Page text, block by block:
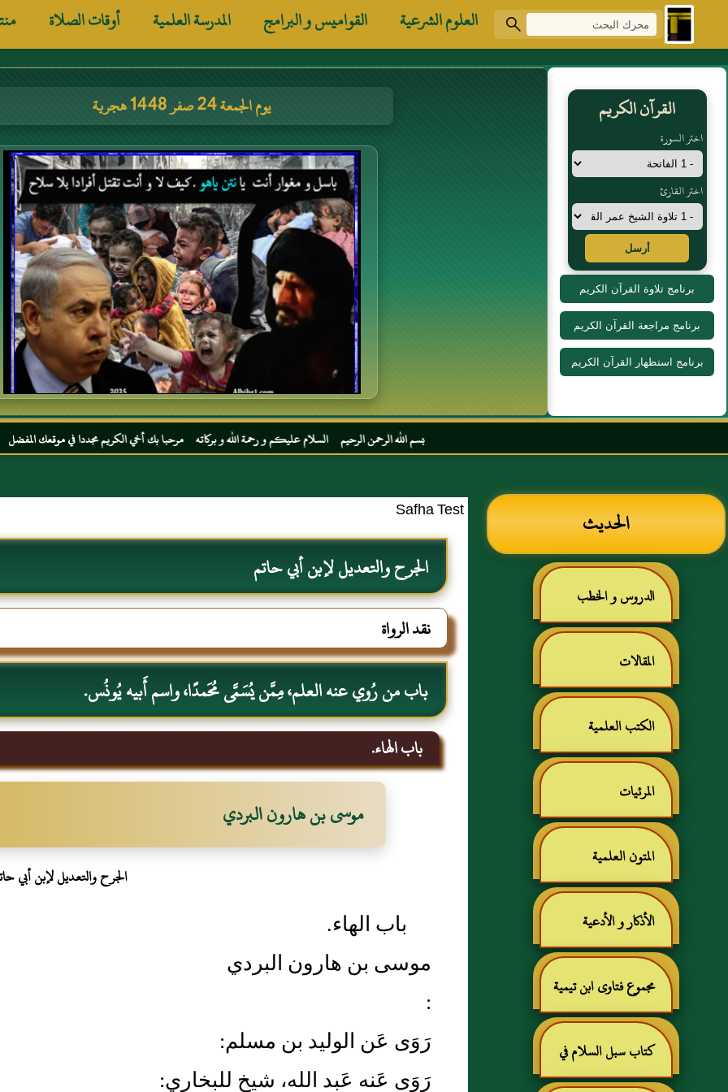
العلوم الشرعية القواميس و البرامج المدرسة العلمية أوقات الصلاة
القرآن الكريم
اختر السورة
اختر القارئ
أرسل
برنامج تلاوة القرآن الكريم
برنامج مراجعة القرآن الكريم
برنامج استظهار القرآن الكريم
يوم الجمعة 24 صفر 1448 هجرية
بسم الله الرحمن الرحيم السلام عليكم و رحمة الله و بركاته مرحبا بك أخي الكريم مجددا في موقعك المفضل المحجة
الحديث
الدروس و الخطب
المقالات
الكتب العلمية
المرئيات
المتون العلمية
الأذكار و الأدعية
مجموع فتاوى ابن تيمية
كتاب سبل السلام في
Safha Test
الجرح والتعديل لإبن أبي حاتم
نقد الرواة
باب من رُوي عنه العلم، مِمَّن يُسَمَّى مُحَمدًا، واسم أَبيه يُونُس.
باب الهاء.
موسى بن هارون البردي
الجرح والتعديل لإبن أبي
باب الهاء.
موسى بن هارون البردي
:
رَوَى عَن الوليد بن مسلم:
رَوَى عَنه عَبد الله، شيخ للبخاري: